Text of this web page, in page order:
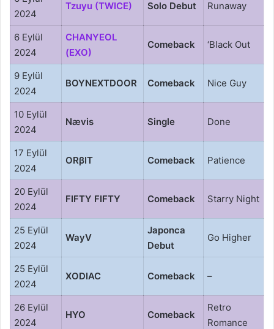
2024
Tzuyu (TWICE) Solo Debut Runaway
6 Eylül
2024
CHANYEOL
(EXO)
Comeback ‘Black Out
9 Eylül
2024
BOYNEXTDOOR Comeback Nice Guy
10 Eylül
2024
Nævis Single Done
17 Eylül
2024
ORβIT Comeback Patience
20 Eylül
2024
FIFTY FIFTY Comeback Starry Night
25 Eylül
2024
WayV
Japonca
Debut
Go Higher
25 Eylül
2024
XODIAC Comeback –
26 Eylül
2024
HYO Comeback
Retro
Romance